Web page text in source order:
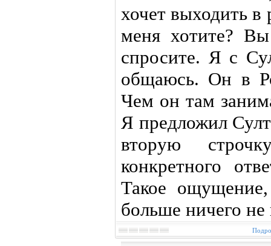
хочет выходить в
меня хотите?
спросите. Я с
общаюсь. Он в
Чем он там
Я предложил
вторую
конкретного
Такое
больше ничего